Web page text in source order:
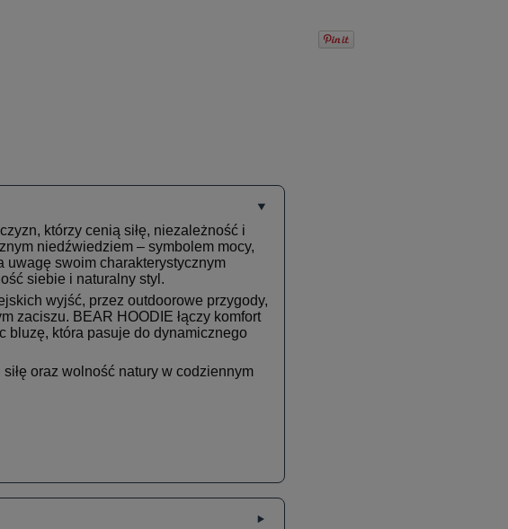
którzy cenią siłę, niezależność i
niedźwiedziem – symbolem mocy,
uwagę swoim charakterystycznym
siebie i naturalny styl.
wyjść, przez outdoorowe przygody,
zaciszu. BEAR HOODIE łączy komfort
bluzę, która pasuje do dynamicznego
oraz wolność natury w codziennym